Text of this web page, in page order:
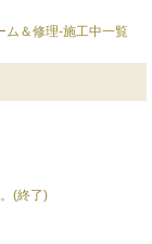
ム＆修理-施工中一覧
(終了)